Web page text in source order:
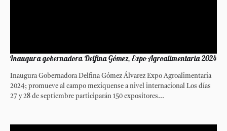
Inaugura gobernadora Delfina Gómez, Expo Agroalimentaria 2024
Inaugura Gobernadora Delfina Gómez Álvarez Expo Agroalimentaria
2024; promueve al campo mexiquense a nivel internacional Los días
27 y 28 de septiembre participarán 150 expositores...